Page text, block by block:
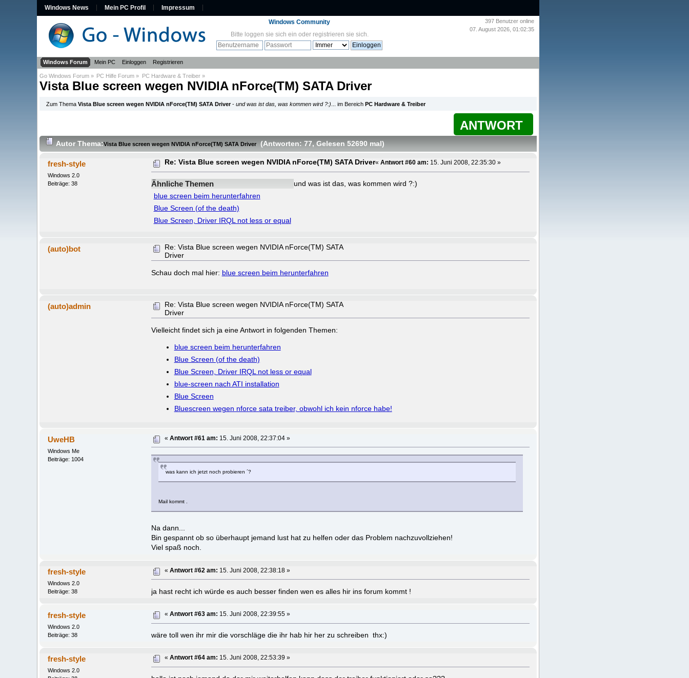
Windows News Mein PC Profil Impressum
397 Benutzer online
07. August 2026, 01:02:35
Windows Community
Bitte loggen sie sich ein oder registrieren sie sich.
Windows Forum Mein PC Einloggen Registrieren
Go Windows Forum » PC Hilfe Forum » PC Hardware & Treiber»
Vista Blue screen wegen NVIDIA nForce(TM) SATA Driver
Zum ThemaVista Blue screen wegen NVIDIA nForce(TM) SATA Driver-und was ist das, was kommen wird ?:) ... im BereichPC Hardware & Treiber
ANTWORT
AutorThema:Vista Blue screen wegen NVIDIA nForce(TM) SATA Driver (Antworten: 77, Gelesen 52690 mal )
fresh-style
Windows 2.0
Beiträge: 38
Re: Vista Blue screen wegen NVIDIA nForce(TM) SATA Driver«Antwort #60 am: 15. Juni 2008, 22:35:30 »
Ähnliche Themen
blue screen beim herunterfahren
Blue Screen (of the death)
Blue Screen, Driver IRQL not less or equal
und was ist das, was kommen wird ?:)
(auto)bot
Re: Vista Blue screen wegen NVIDIA nForce(TM) SATA
Driver
Schau doch mal hier: blue screen beim herunterfahren
(auto)admin
Re: Vista Blue screen wegen NVIDIA nForce(TM) SATA
Driver
Vielleicht findet sich ja eine Antwort in folgenden Themen:
blue screen beim herunterfahren
Blue Screen (of the death)
Blue Screen, Driver IRQL not less or equal
blue-screen nach ATI installation
Blue Screen
Bluescreen wegen nforce sata treiber, obwohl ich kein nforce habe!
UweHB
Windows Me
Beiträge: 1004
«Antwort #61 am: 15. Juni 2008, 22:37:04 »
was kann ich jetzt noch probieren ´?
Mail kommt .
Na dann...
Bin gespannt ob so überhaupt jemand lust hat zu helfen oder das Problem nachzuvollziehen!
Viel spaß noch.
fresh-style
Windows 2.0
Beiträge: 38
«Antwort #62 am: 15. Juni 2008, 22:38:18 »
ja hast recht ich würde es auch besser finden wen es alles hir ins forum kommt !
fresh-style
Windows 2.0
Beiträge: 38
«Antwort #63 am: 15. Juni 2008, 22:39:55 »
wäre toll wen ihr mir die vorschläge die ihr hab hir her zu schreiben thx:)
fresh-style
Windows 2.0
«Antwort #64 am: 15. Juni 2008, 22:53:39 »